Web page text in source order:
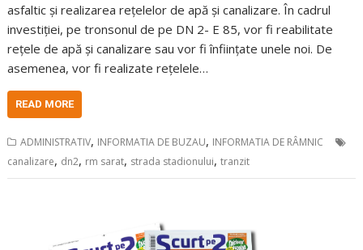
asfaltic și realizarea rețelelor de apă și canalizare. În cadrul
investiției, pe tronsonul de pe DN 2- E 85, vor fi reabilitate
rețele de apă și canalizare sau vor fi înființate unele noi. De
asemenea, vor fi realizate rețelele…
READ MORE
ADMINISTRATIV, INFORMATIA DE BUZAU, INFORMATIA DE RÂMNIC
canalizare, dn2, rm sarat, strada stadionului,tranzit